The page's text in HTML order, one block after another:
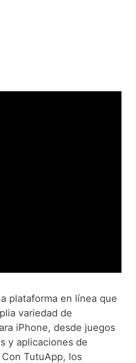
plataforma en línea que
variedad de
iPhone, desde juegos
y aplicaciones de
TutuApp, los